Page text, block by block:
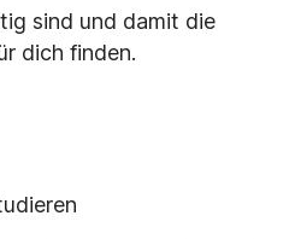
sind und damit die
dich finden.